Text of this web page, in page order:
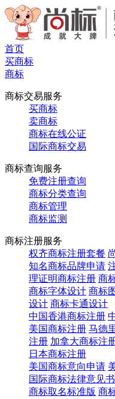
首页
买商标
商标
商标交易服务
买商标
卖商标
商标在线公证
国际商标交易
商标查询服务
免费注册查询
商标分类查询
商标管理
商标监测
商标注册服务
权齐商标注册套餐
知名商标品牌申请
理证明商标注册 商
商标字体设计 商标
设计 商标卡通设计
中国香港商标注册
美国商标注册 马德
注册 加拿大商标注
日本商标注册
美国商标意向申请
国际商标法律意见书
商标取名标准版 商